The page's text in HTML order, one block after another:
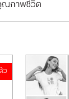
ณภาพชีวิต
ว